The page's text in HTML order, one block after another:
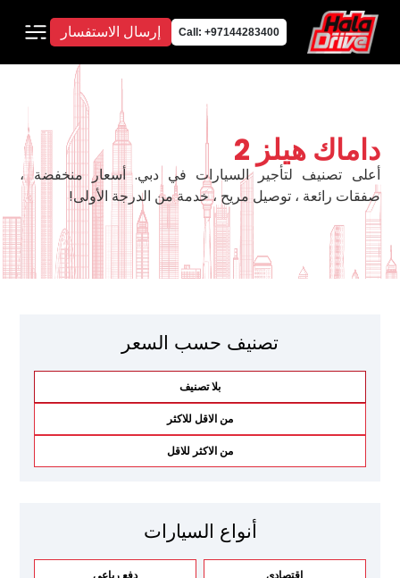
Call: +97144283400 إرسال الاستفسار
داماك هيلز 2
أعلى تصنيف لتأجير السيارات في دبي. أسعار منخفضة ،
صفقات رائعة ، توصيل مريح ، خدمة من الدرجة الأولى!
تصنيف حسب السعر
بلا تصنيف
من الاقل للاكثر
من الاكثر للاقل
أنواع السيارات
اقتصادي دفع رباعي